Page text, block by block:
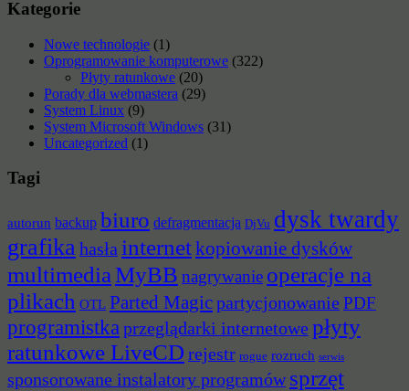
Kategorie
Nowe technologie (1)
Oprogramowanie komputerowe (322)
Płyty ratunkowe (20)
Porady dla webmastera (29)
System Linux (9)
System Microsoft Windows (31)
Uncategorized (1)
Tagi
autorun backup biuro defragmentacja DjVu dysk twardy
grafika hasła internetkopiowanie dysków
multimediaMyBB nagrywanie operacje na
plikach OTL Parted Magicpartycjonowanie PDF
programistka przeglądarki internetowe płyty
ratunkowe LiveCD rejestr rogue rozruch serwis
sponsorowane instalatory programów sprzęt